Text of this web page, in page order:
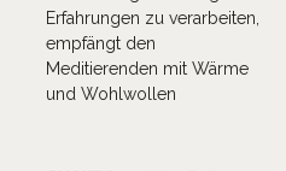
Erfahrungen zu verarbeiten,
empfängt den
Meditierenden mit Wärme
und Wohlwollen